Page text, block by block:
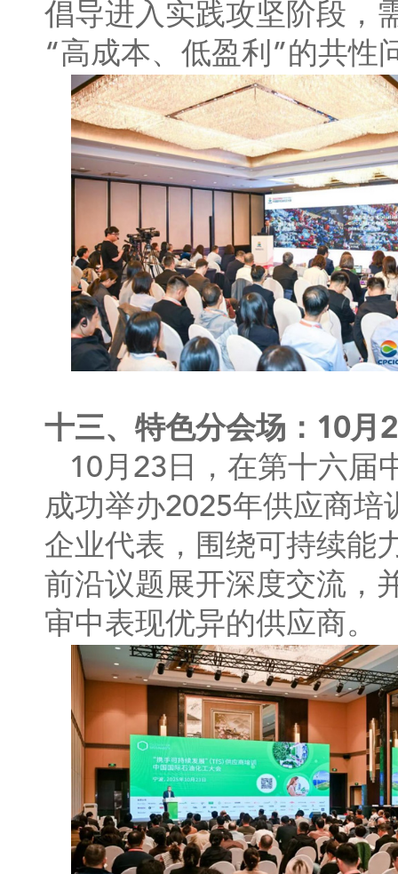
倡导进入实践攻坚阶段，
“高成本、低盈利”的共性
十三、特色分会场：10月
10月23日，在第十六届
成功举办2025年供应商
企业代表，围绕可持续能
前沿议题展开深度交流，
审中表现优异的供应商。